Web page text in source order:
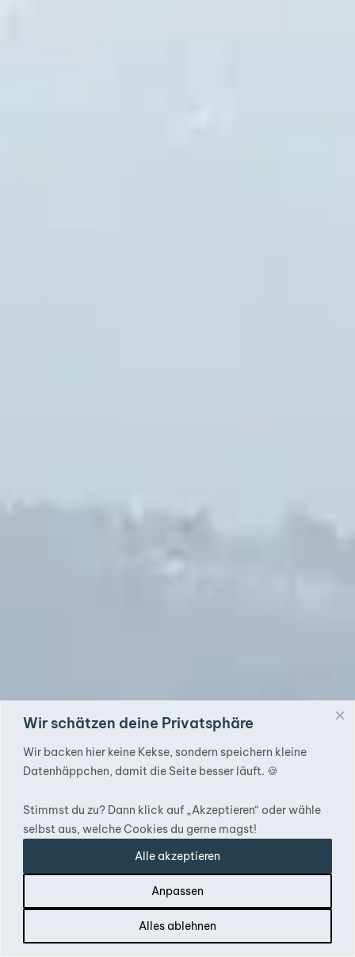
Wir schätzen deine Privatsphäre
Wir backen hier keine Kekse, sondern speichern kleine
Datenhäppchen, damit die Seite besser läuft. 🍪
Stimmst du zu? Dann klick auf „Akzeptieren“ oder wähle
selbst aus, welche Cookies du gerne magst!
Anpassen
Alles ablehnen
Alle akzeptieren